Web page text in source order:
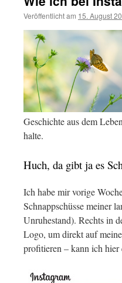
Veröffentlicht am 15. August
Geschichte aus dem
halte.
Huch, da gibt ja es
Ich habe mir vorige
Schnappschüsse meiner
Unruhestand). Rechts in
Logo, um direkt auf meine
profitieren – kann ich